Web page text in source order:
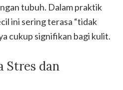
tubuh. Dalam praktik
ini sering terasa “tidak
cukup signifikan bagi kulit.
Stres dan